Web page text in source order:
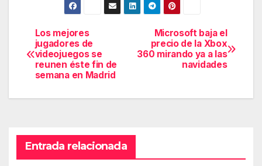
Navegación
de
Microsoft baja el
precio de la Xbox
360 mirando ya a las
navidades
Los mejores
jugadores de
videojuegos se
reunen éste fin de
semana en Madrid
Entrada relacionada